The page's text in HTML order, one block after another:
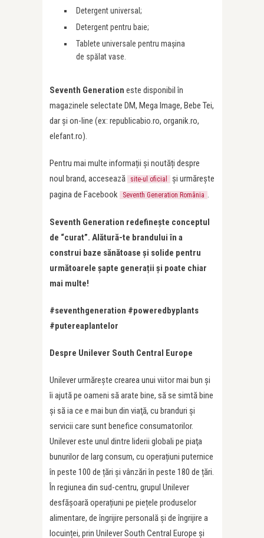
Detergent universal;
Detergent pentru baie;
Tablete universale pentru mașina
de spălat vase.
Seventh Generation este disponibil în
magazinele selectate DM, Mega Image, Bebe Tei,
dar și on-line (ex: republicabio.ro, organik.ro,
elefant.ro).
Pentru mai multe informații și noutăți despre
noul brand, accesează
site-ul oficial
și urmărește
pagina de Facebook
Seventh Generation România .
Seventh Generation redefinește conceptul
de “curat”. Alătură-te brandului în a
construi baze sănătoase și solide pentru
următoarele șapte generații și poate chiar
mai multe!
#seventhgeneration #poweredbyplants
#putereaplantelor
Despre Unilever South Central Europe
Unilever urmărește crearea unui viitor mai bun și
îi ajută pe oameni să arate bine, să se simtă bine
şi să ia ce e mai bun din viaţă, cu branduri şi
servicii care sunt benefice consumatorilor.
Unilever este unul dintre liderii globali pe piaţa
bunurilor de larg consum, cu operațiuni puternice
în peste 100 de țări și vânzări în peste 180 de țări.
În regiunea din sud-centru, grupul Unilever
desfășoară operațiuni pe piețele produselor
alimentare, de îngrijire personală şi de îngrijire a
locuinței, prin Unilever South Central Europe şi